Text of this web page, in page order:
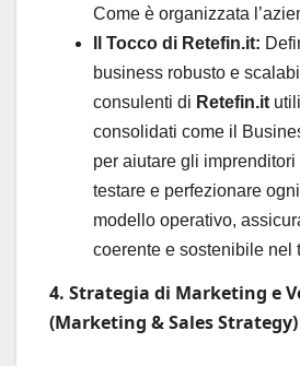
Come è organizzata
Il Tocco di Retefin.it:
business robusto e
consulenti di Retefin.it
consolidati come il
per aiutare gli
testare e perfezionare
modello operativo,
coerente e sostenibile nel
4. Strategia di Marketing e
(Marketing & Sales Strategy)